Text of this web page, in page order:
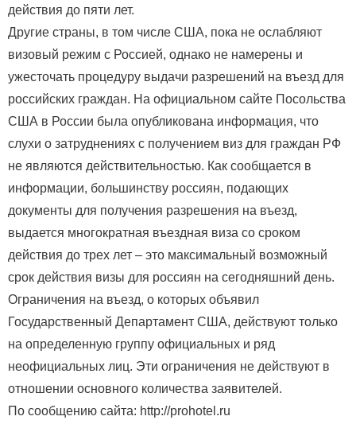
действия до пяти лет.
Другие страны, в том числе США, пока не ослабляют
визовый режим с Россией, однако не намерены и
ужесточать процедуру выдачи разрешений на въезд для
российских граждан. На официальном сайте Посольства
США в России была опубликована информация, что
слухи о затруднениях с получением виз для граждан РФ
не являются действительностью. Как сообщается в
информации, большинству россиян, подающих
документы для получения разрешения на въезд,
выдается многократная въездная виза со сроком
действия до трех лет – это максимальный возможный
срок действия визы для россиян на сегодняшний день.
Ограничения на въезд, о которых объявил
Государственный Департамент США, действуют только
на определенную группу официальных и ряд
неофициальных лиц. Эти ограничения не действуют в
отношении основного количества заявителей.
По сообщению сайта: http://prohotel.ru